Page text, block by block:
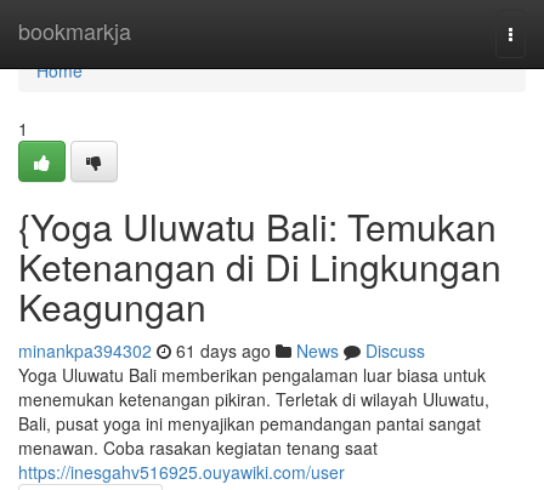
bookmarkja
Home
Home
1
{Yoga Uluwatu Bali: Temukan
Ketenangan di Di Lingkungan
Keagungan
minankpa394302 61 days ago News
Discuss
Yoga Uluwatu Bali memberikan pengalaman luar biasa untuk
menemukan ketenangan pikiran. Terletak di wilayah Uluwatu,
Bali, pusat yoga ini menyajikan pemandangan pantai sangat
menawan. Coba rasakan kegiatan tenang saat
https://inesgahv516925.ouyawiki.com/user